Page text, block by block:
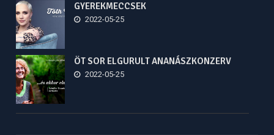
GYEREKMECCSEK
2022-05-25
ÖT SOR ELGURULT ANANÁSZKONZERV
2022-05-25